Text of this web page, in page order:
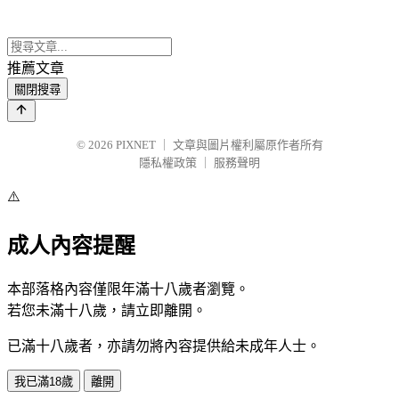
推薦文章
關閉搜尋
© 2026 PIXNET
文章與圖片權利屬原作者所有
隱私權政策
服務聲明
⚠️
成人內容提醒
本部落格內容僅限年滿十八歲者瀏覽。
若您未滿十八歲，請立即離開。
已滿十八歲者，亦請勿將內容提供給未成年人士。
我已滿18歲 離開